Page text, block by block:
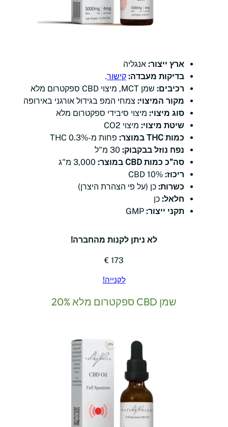
ארץ ייצור: אנגליה
בדיקות מעבדה: קישור.
רכיבים: שמן MCT, מיצוי CBD ספקטרום מלא
מקור המיצוי: צמחי המפ בגידול אורגני באירופה
סוג מיצוי: מיצוי סיבידי ספקטרום מלא
שיטת מיצוי: מיצוי CO2
כמות THC במוצר:
פחות מ-0.3% THC
נפח נוזל בבקבוק:
סה"כ כמות CBD במוצר:
ריכוז: 10% CBD
כשרות: כן (על פי הצהרת היצרן)
חלאל: כן
תקני ייצור:
לא ניתן לקנות מהחברה!
173 €
לקנייה!
שמן CBD ספקטרום מלא 20%